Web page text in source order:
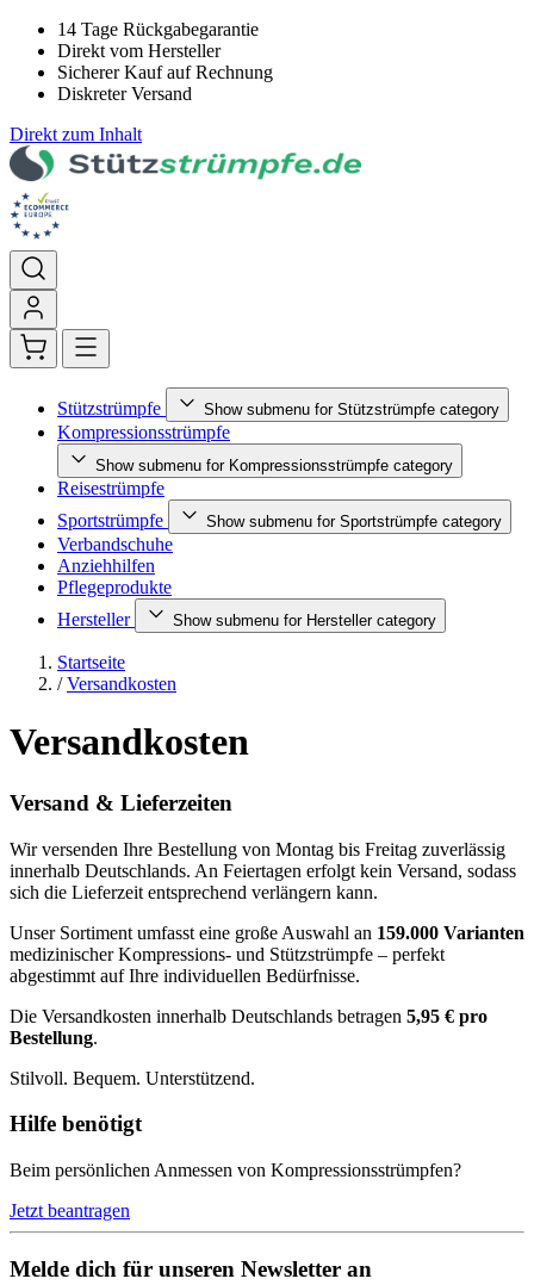
14 Tage Rückgabegarantie
Direkt vom Hersteller
Sicherer Kauf auf Rechnung
Diskreter Versand
Direkt zum Inhalt
Stützstrümpfe Show submenu for Stützstrümpfe category
Kompressionsstrümpfe
Show submenu for Kompressionsstrümpfe category
Reisestrümpfe
Sportstrümpfe
Show submenu for Sportstrümpfe category
Verbandschuhe
Anziehhilfen
Pflegeprodukte
Hersteller
Show submenu for Hersteller category
Startseite
/ Versandkosten
Versandkosten
Versand & Lieferzeiten
Wir versenden Ihre Bestellung von Montag bis Freitag zuverlässig
innerhalb Deutschlands. An Feiertagen erfolgt kein Versand, sodass
sich die Lieferzeit entsprechend verlängern kann.
Unser Sortiment umfasst eine große Auswahl an 159.000 Varianten
medizinischer Kompressions- und Stützstrümpfe – perfekt
abgestimmt auf Ihre individuellen Bedürfnisse.
Die Versandkosten innerhalb Deutschlands betragen 5,95 € pro
Bestellung.
Stilvoll. Bequem. Unterstützend.
Hilfe benötigt
Beim persönlichen Anmessen von Kompressionsstrümpfen?
Jetzt beantragen
Melde dich für unseren Newsletter an